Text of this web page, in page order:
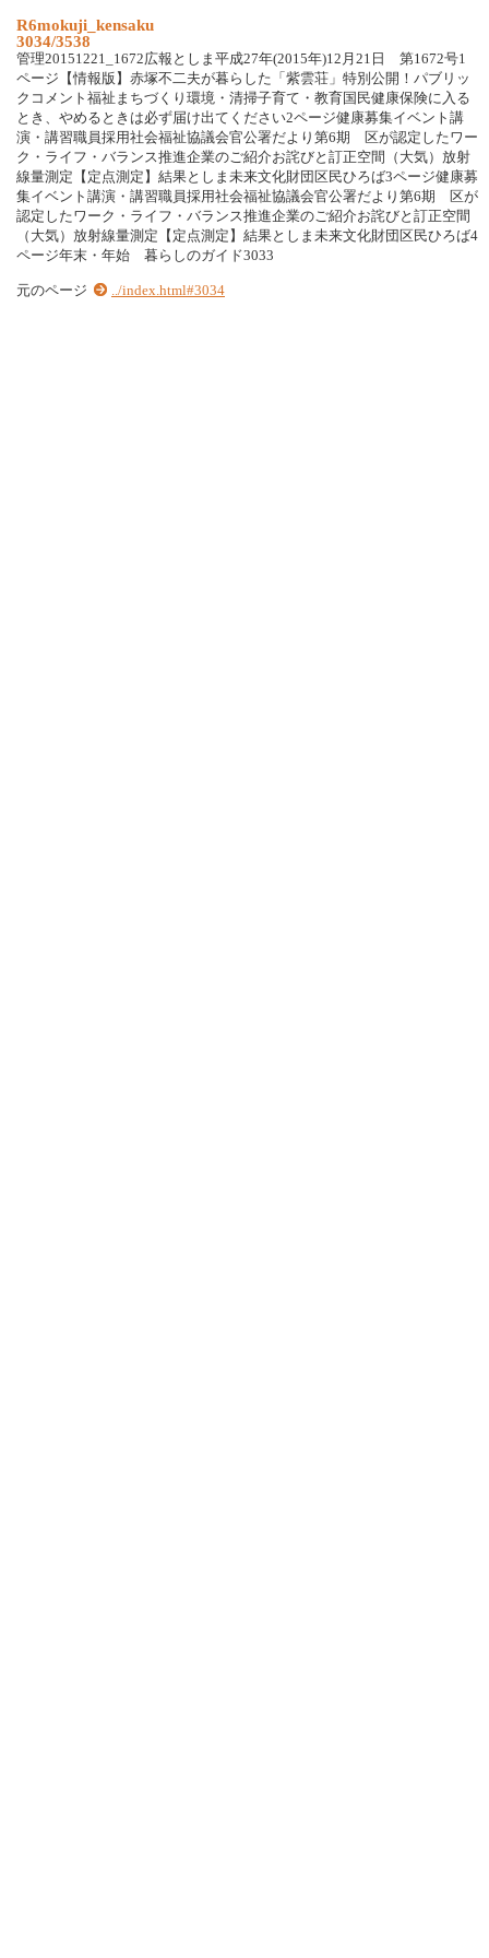
R6mokuji_kensaku
3034/3538
管理20151221_1672広報としま平成27年(2015年)12月21日 第1672号1
ページ【情報版】赤塚不二夫が暮らした「紫雲荘」特別公開！パブリッ
クコメント福祉まちづくり環境・清掃子育て・教育国民健康保険に入る
とき、やめるときは必ず届け出てください2ページ健康募集イベント講
演・講習職員採用社会福祉協議会官公署だより第6期 区が認定したワー
ク・ライフ・バランス推進企業のご紹介お詫びと訂正空間（大気）放射
線量測定【定点測定】結果としま未来文化財団区民ひろば3ページ健康募
集イベント講演・講習職員採用社会福祉協議会官公署だより第6期 区が
認定したワーク・ライフ・バランス推進企業のご紹介お詫びと訂正空間
（大気）放射線量測定【定点測定】結果としま未来文化財団区民ひろば4
ページ年末・年始 暮らしのガイド3033
元のページ ../index.html#3034